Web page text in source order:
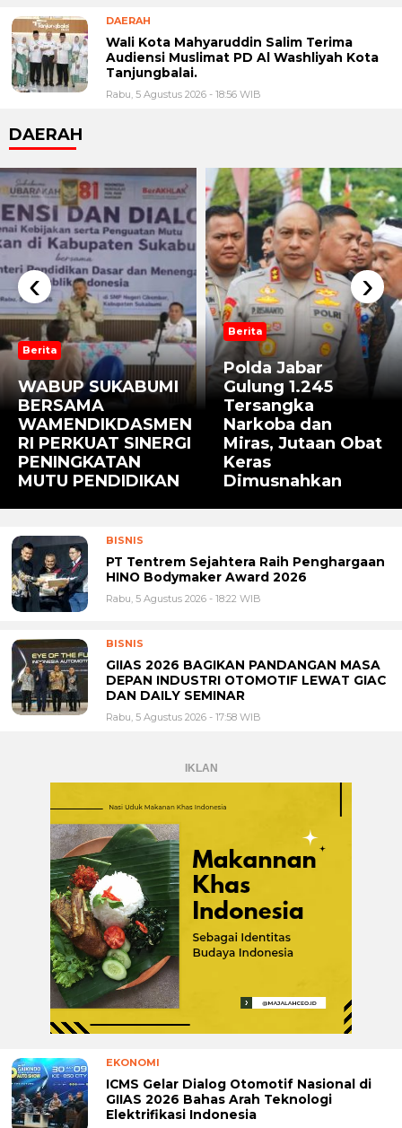
DAERAH
Wali Kota Mahyaruddin Salim Terima
Audiensi Muslimat PD Al Washliyah Kota
Tanjungbalai.
Rabu, 5 Agustus 2026 - 18:56 WIB
DAERAH
Berita
WABUP SUKABUMI
BERSAMA
WAMENDIKDASMEN
RI PERKUAT SINERGI
PENINGKATAN
MUTU PENDIDIKAN
Berita
Polda Jabar
Gulung 1.245
Tersangka
Narkoba dan
Miras, Jutaan Obat
Keras
Dimusnahkan
‹ ›
BISNIS
PT Tentrem Sejahtera Raih Penghargaan
HINO Bodymaker Award 2026
Rabu, 5 Agustus 2026 - 18:22 WIB
BISNIS
GIIAS 2026 BAGIKAN PANDANGAN MASA
DEPAN INDUSTRI OTOMOTIF LEWAT GIAC
DAN DAILY SEMINAR
Rabu, 5 Agustus 2026 - 17:58 WIB
IKLAN
EKONOMI
ICMS Gelar Dialog Otomotif Nasional di
GIIAS 2026 Bahas Arah Teknologi
Elektrifikasi Indonesia